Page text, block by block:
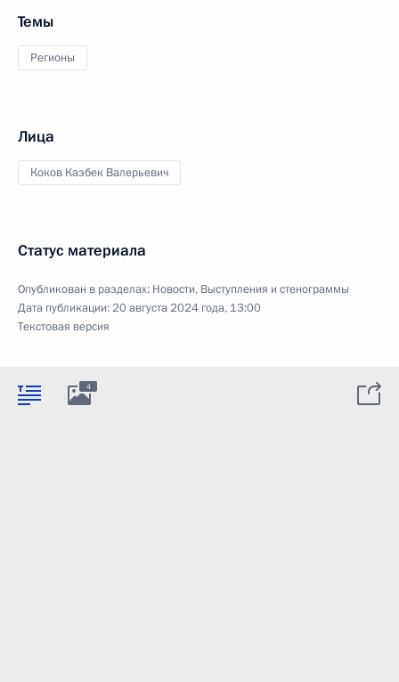
Темы
Регионы
Лица
Коков Казбек Валерьевич
Статус материала
Опубликован в разделах: Новости, Выступления и стенограммы
Дата публикации:20 августа 2024 года, 13:00
Текстовая версия
4